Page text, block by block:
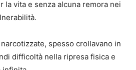
la vita e senza alcuna remora nei
spesso crollavano in
difficoltà nella ripresa fisica e